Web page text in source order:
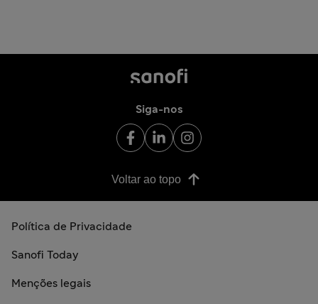
Siga-nos
Voltar ao topo
Política de Privacidade
Sanofi Today
Menções legais